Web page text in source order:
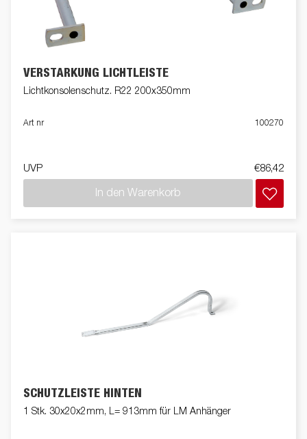
VERSTÄRKUNG LICHTLEISTE
Lichtkonsolenschutz. R22 200x350mm
Art nr 100270
UVP €86,42
In den Warenkorb
SCHUTZLEISTE HINTEN
1 Stk. 30x20x2mm, L= 913mm für LM Anhänger